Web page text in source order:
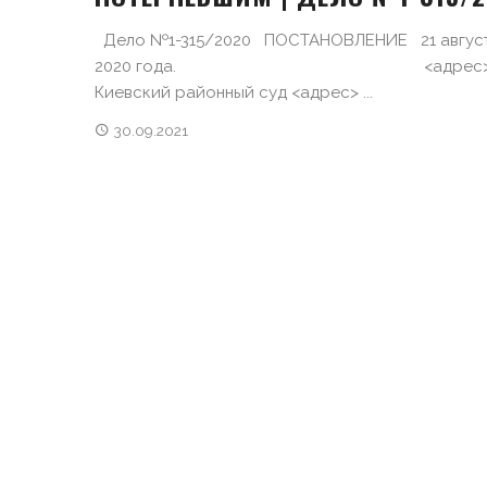
Дело №1-315/2020 ПОСТАНОВЛЕНИЕ 21
2020 года.
Киевский районный суд <адрес> ...
30.09.2021